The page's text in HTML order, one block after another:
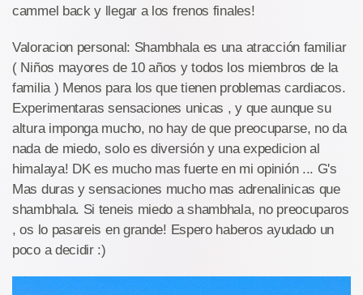
cammel back y llegar a los frenos finales!
Valoracion personal: Shambhala es una atracción familiar
( Niños mayores de 10 años y todos los miembros de la
familia ) Menos para los que tienen problemas cardiacos.
Experimentaras sensaciones unicas , y que aunque su
altura imponga mucho, no hay de que preocuparse, no da
nada de miedo, solo es diversión y una expedicion al
himalaya! DK es mucho mas fuerte en mi opinión ... G's
Mas duras y sensaciones mucho mas adrenalinicas que
shambhala. Si teneis miedo a shambhala, no preocuparos
, os lo pasareis en grande! Espero haberos ayudado un
poco a decidir :)